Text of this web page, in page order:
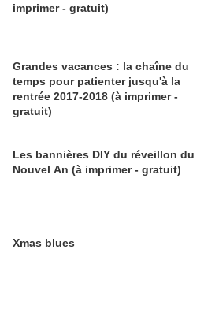
imprimer - gratuit)
Grandes vacances : la chaîne du
temps pour patienter jusqu'à la
rentrée 2017-2018 (à imprimer -
gratuit)
Les bannières DIY du réveillon du
Nouvel An (à imprimer - gratuit)
Xmas blues